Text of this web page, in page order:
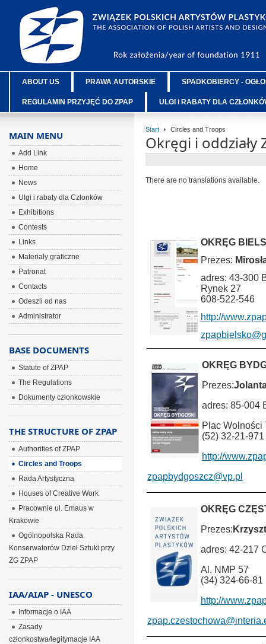
ABOUT US PRAWA AUTORSKIE SPADKOBIERCY -
REGULAMIN PRZYJĘĆ DO ZPAP ULGI i RABATY DLA
Start Circles and Troops
Okręgi i oddziały
There are no translations available.
OKRĘG
Prezes:
adres: 43-300
Rynek 27
608-522-546
http://
OKRĘG
Prezes:
adres: 85-004
Plac Wolności
(52) 32-21-971
http://
zpapbydgoszcz@vp.pl
OKRĘG
Prezes:
adres: 42-217
Al. NMP 57
(34) 324-66-81
http://
MAIN MENU
Add Link
Home
News
Ulgi i rabaty dla Członków
Exhibitions
Contests
Links
Materiały graficzne
Patronat
Contacts
Odeszli od nas
Administrator
BASE DOCUMENTS
Statute of ZPAP
The Regulations
Dokumenty członkowskie
THE STRUCTURE OF ZPAP
Authorities of ZPAP
Circles and Troops
Rada Artystyczna
Houses of Creative Work
Pracownie ul. Emaus w
Krakowie
Ogólnopolska Rada
Konserwatorów Dzieł Sztuki przy
ZG ZPAP
IAA/AIAP - UNESCO
Informacje o IAA
Zasady
członkostwa/legitymacje IAA